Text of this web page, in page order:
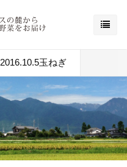
2016.10.5玉ねぎ